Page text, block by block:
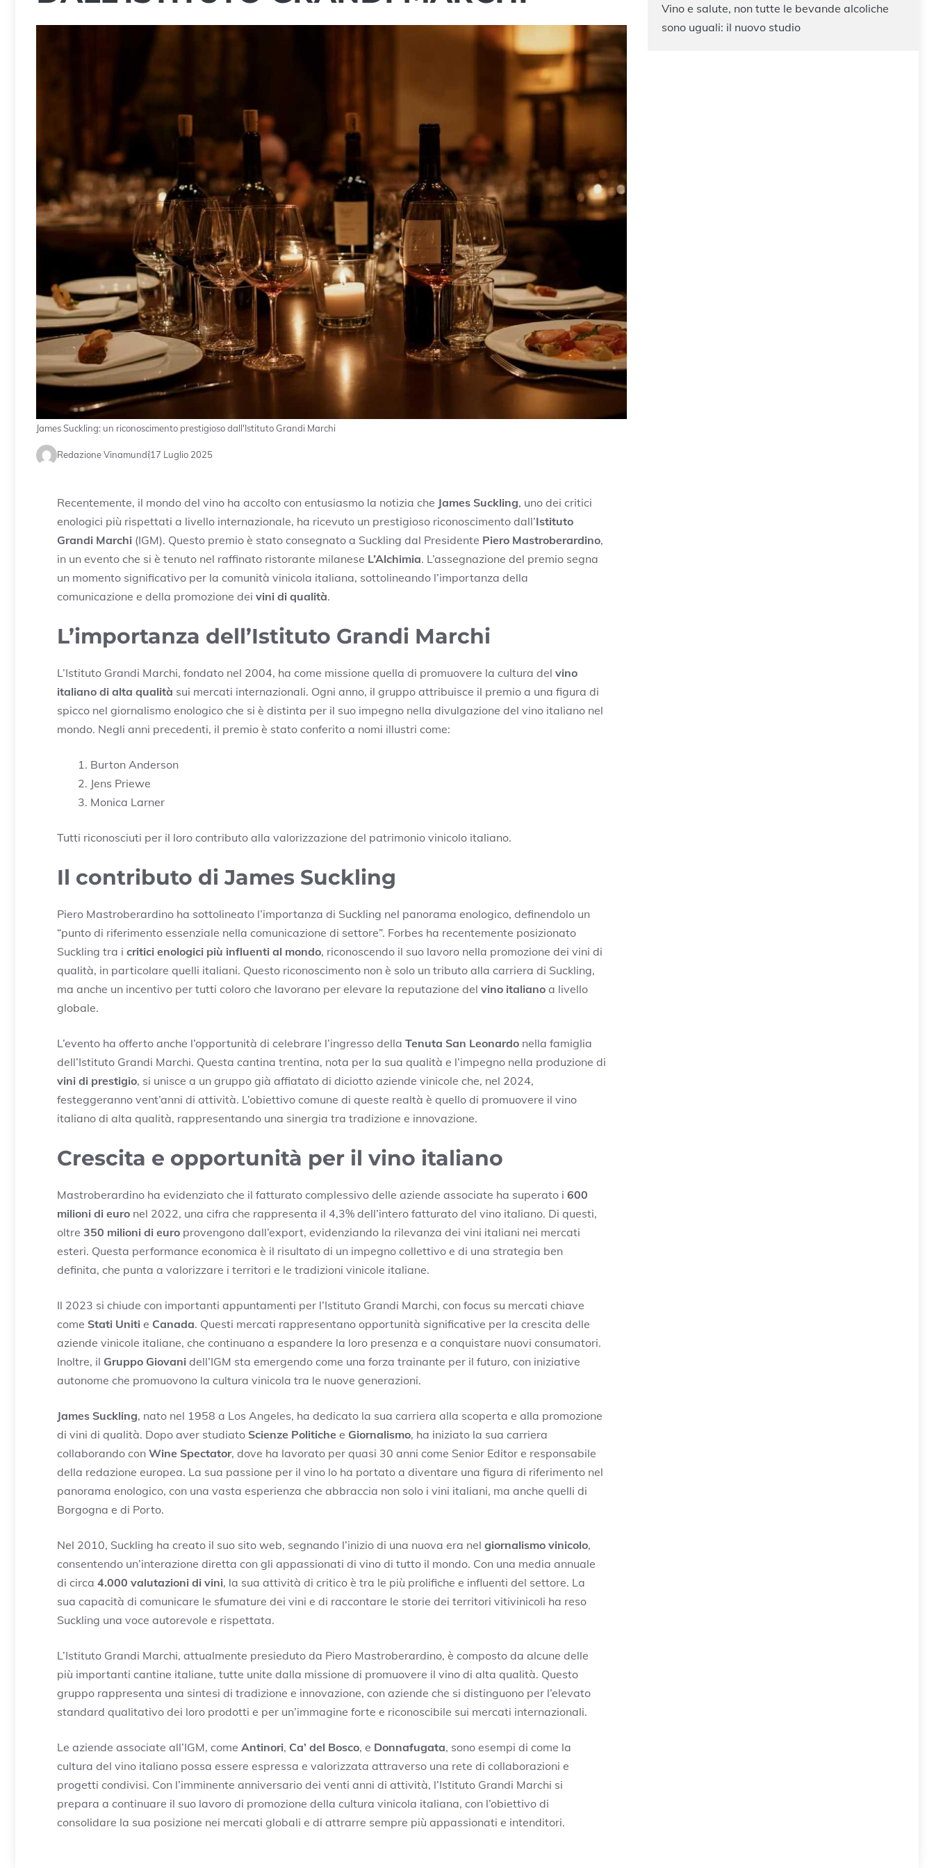
James Suckling: un riconoscimento prestigioso dall'Istituto Grandi Marchi
Redazione Vinamundi17 Luglio 2025
Recentemente, il mondo del vino ha accolto con entusiasmo la notizia che James Suckling, uno dei critici
enologici più rispettati a livello internazionale, ha ricevuto un prestigioso riconoscimento dall’Istituto
Grandi Marchi (IGM). Questo premio è stato consegnato a Suckling dal Presidente Piero Mastroberardino,
in un evento che si è tenuto nel raffinato ristorante milanese L’Alchimia. L’assegnazione del premio segna
un momento significativo per la comunità vinicola italiana, sottolineando l’importanza della
comunicazione e della promozione dei vini di qualità.
L’importanza dell’Istituto Grandi Marchi
L’Istituto Grandi Marchi, fondato nel 2004, ha come missione quella di promuovere la cultura del vino
italiano di alta qualità sui mercati internazionali. Ogni anno, il gruppo attribuisce il premio a una figura di
spicco nel giornalismo enologico che si è distinta per il suo impegno nella divulgazione del vino italiano nel
mondo. Negli anni precedenti, il premio è stato conferito a nomi illustri come:
Burton Anderson
Jens Priewe
Monica Larner
Tutti riconosciuti per il loro contributo alla valorizzazione del patrimonio vinicolo italiano.
Il contributo di James Suckling
Piero Mastroberardino ha sottolineato l’importanza di Suckling nel panorama enologico, definendolo un
“punto di riferimento essenziale nella comunicazione di settore”. Forbes ha recentemente posizionato
Suckling tra i critici enologici più influenti al mondo, riconoscendo il suo lavoro nella promozione dei vini di
qualità, in particolare quelli italiani. Questo riconoscimento non è solo un tributo alla carriera di Suckling,
ma anche un incentivo per tutti coloro che lavorano per elevare la reputazione del vino italiano a livello
globale.
L’evento ha offerto anche l’opportunità di celebrare l’ingresso della Tenuta San Leonardo nella famiglia
dell’Istituto Grandi Marchi. Questa cantina trentina, nota per la sua qualità e l’impegno nella produzione di
vini di prestigio, si unisce a un gruppo già affiatato di diciotto aziende vinicole che, nel 2024,
festeggeranno vent’anni di attività. L’obiettivo comune di queste realtà è quello di promuovere il vino
italiano di alta qualità, rappresentando una sinergia tra tradizione e innovazione.
Crescita e opportunità per il vino italiano
Mastroberardino ha evidenziato che il fatturato complessivo delle aziende associate ha superato i 600
milioni di euro nel 2022, una cifra che rappresenta il 4,3% dell’intero fatturato del vino italiano. Di questi,
oltre 350 milioni di euro provengono dall’export, evidenziando la rilevanza dei vini italiani nei mercati
esteri. Questa performance economica è il risultato di un impegno collettivo e di una strategia ben
definita, che punta a valorizzare i territori e le tradizioni vinicole italiane.
Il 2023 si chiude con importanti appuntamenti per l’Istituto Grandi Marchi, con focus su mercati chiave
come Stati Uniti e Canada. Questi mercati rappresentano opportunità significative per la crescita delle
aziende vinicole italiane, che continuano a espandere la loro presenza e a conquistare nuovi consumatori.
Inoltre, il Gruppo Giovani dell’IGM sta emergendo come una forza trainante per il futuro, con iniziative
autonome che promuovono la cultura vinicola tra le nuove generazioni.
James Suckling, nato nel 1958 a Los Angeles, ha dedicato la sua carriera alla scoperta e alla promozione
di vini di qualità. Dopo aver studiato Scienze Politiche e Giornalismo, ha iniziato la sua carriera
collaborando con Wine Spectator, dove ha lavorato per quasi 30 anni come Senior Editor e responsabile
della redazione europea. La sua passione per il vino lo ha portato a diventare una figura di riferimento nel
panorama enologico, con una vasta esperienza che abbraccia non solo i vini italiani, ma anche quelli di
Borgogna e di Porto.
Nel 2010, Suckling ha creato il suo sito web, segnando l’inizio di una nuova era nel giornalismo vinicolo,
consentendo un’interazione diretta con gli appassionati di vino di tutto il mondo. Con una media annuale
di circa 4.000 valutazioni di vini, la sua attività di critico è tra le più prolifiche e influenti del settore. La
sua capacità di comunicare le sfumature dei vini e di raccontare le storie dei territori vitivinicoli ha reso
Suckling una voce autorevole e rispettata.
L’Istituto Grandi Marchi, attualmente presieduto da Piero Mastroberardino, è composto da alcune delle
più importanti cantine italiane, tutte unite dalla missione di promuovere il vino di alta qualità. Questo
gruppo rappresenta una sintesi di tradizione e innovazione, con aziende che si distinguono per l’elevato
standard qualitativo dei loro prodotti e per un’immagine forte e riconoscibile sui mercati internazionali.
Le aziende associate all’IGM, come Antinori, Ca’ del Bosco, e Donnafugata, sono esempi di come la
cultura del vino italiano possa essere espressa e valorizzata attraverso una rete di collaborazioni e
progetti condivisi. Con l’imminente anniversario dei venti anni di attività, l’Istituto Grandi Marchi si
prepara a continuare il suo lavoro di promozione della cultura vinicola italiana, con l’obiettivo di
consolidare la sua posizione nei mercati globali e di attrarre sempre più appassionati e intenditori.
Vino e salute, non tutte le bevande alcoliche
sono uguali: il nuovo studio